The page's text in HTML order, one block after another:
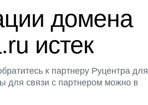
домена
истек
к партнеру Руцентра для
для связи с партнером можно в